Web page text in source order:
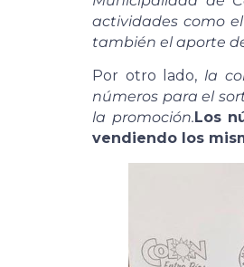
actividades como
también el aporte
Por otro lado,la
números para el
la promoción. Los
vendiendo los